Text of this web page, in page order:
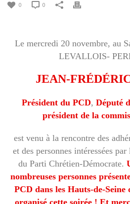
0 0
Le mercredi 20 novembre, au
LEVALLOIS-
JEAN-
Président du PCD, Député
président de la
est venu à la rencontre des
et des personnes intéressées
du Parti Chrétien-Démocrate.
nombreuses personnes
PCD dans les Hauts-de-
organisé cette soirée ! Et